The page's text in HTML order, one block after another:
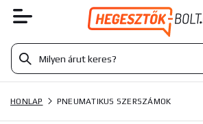
HONLAP PNEUMATIKUS SZERSZÁMOK